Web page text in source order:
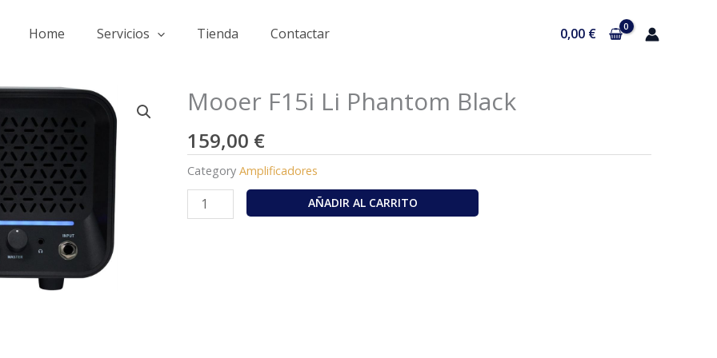
Home Servicios Tienda Contactar 0,00 €
Mooer F15i Li Phantom Black
159,00 €
Category Amplificadores
Mooer
F15i
AÑADIR AL CARRITO